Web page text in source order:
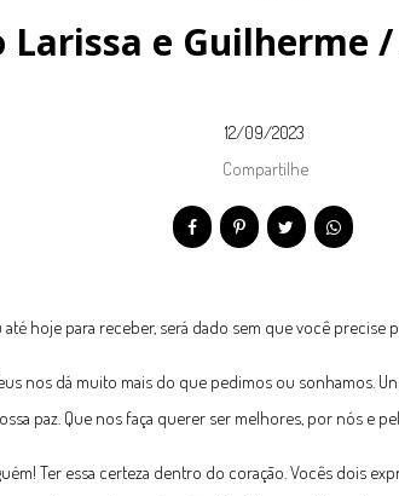
Larissa e Guilherme
12/09/2023
Compartilhe
hoje para receber, será dado sem que você precise
nos dá muito mais do que pedimos ou sonhamos.
paz. Que nos faça querer ser melhores, por nós e
Ter essa certeza dentro do coração. Vocês dois